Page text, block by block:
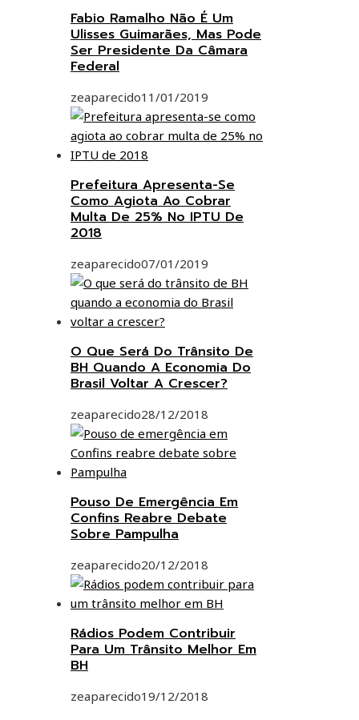
Fabio Ramalho Não É Um
Ulisses Guimarães, Mas Pode
Ser Presidente Da Câmara
Federal
zeaparecido11/01/2019
Prefeitura Apresenta-Se
Como Agiota Ao Cobrar
Multa De 25% No IPTU De
2018
zeaparecido07/01/2019
O Que Será Do Trânsito De
BH Quando A Economia Do
Brasil Voltar A Crescer?
zeaparecido28/12/2018
Pouso De Emergência Em
Confins Reabre Debate
Sobre Pampulha
zeaparecido20/12/2018
Rádios Podem Contribuir
Para Um Trânsito Melhor Em
BH
zeaparecido19/12/2018